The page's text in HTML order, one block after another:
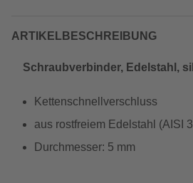
ARTIKELBESCHREIBUNG
Schraubverbinder, Edelstahl,
Kettenschnellverschluss
aus rostfreiem Edelstahl (AISI
Durchmesser: 5 mm